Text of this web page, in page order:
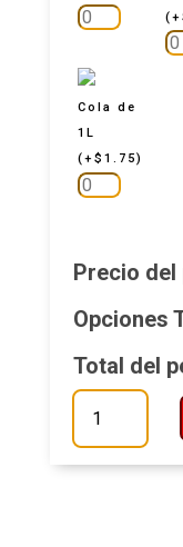
(+
Cola de
1L
(+$ 1.75)
Precio del
Opciones
Total del
Vegetariana
Grande
cantidad